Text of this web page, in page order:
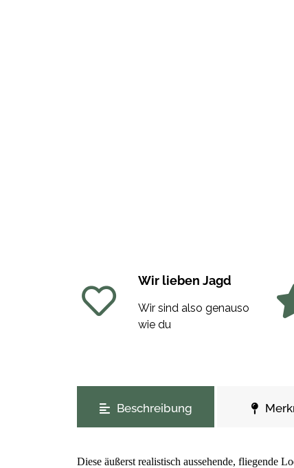
Wir lieben Jagd
Wir sind also genauso
wie du
Beschreibung
Diese äußerst realistisch aussehende, fliegende